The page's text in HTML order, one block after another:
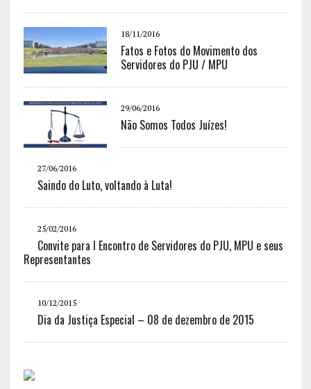
18/11/2016
Fatos e Fotos do Movimento dos
Servidores do PJU / MPU
29/06/2016
Não Somos Todos Juízes!
27/06/2016
Saindo do Luto, voltando à Luta!
25/02/2016
Convite para I Encontro de Servidores do PJU, MPU e seus
Representantes
10/12/2015
Dia da Justiça Especial – 08 de dezembro de 2015